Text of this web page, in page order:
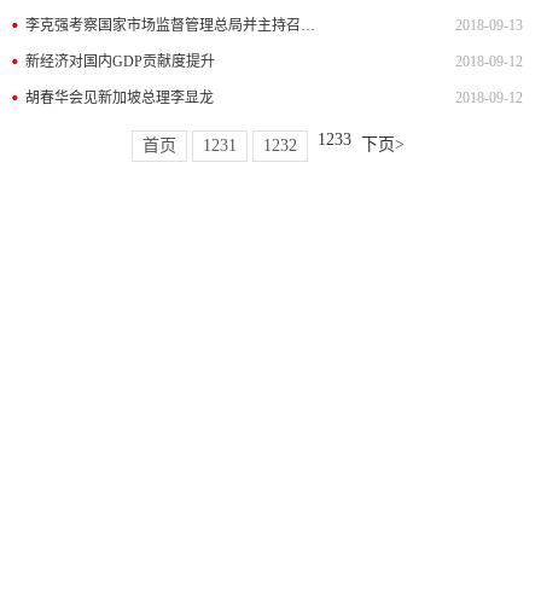
李克强考察国家市场监督管理总局并主持召开座谈会 2018-09-13
新经济对国内GDP贡献度提升 2018-09-12
胡春华会见新加坡总理李显龙 2018-09-12
首页 1231 1232 1233 下页>